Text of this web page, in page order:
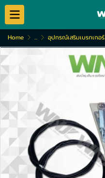
Home ... อุปกรณ์เสริมเบรกเกอร์ TMAX XT